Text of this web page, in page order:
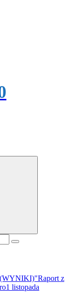
(WYNIKI)"Raport z
1 listopada